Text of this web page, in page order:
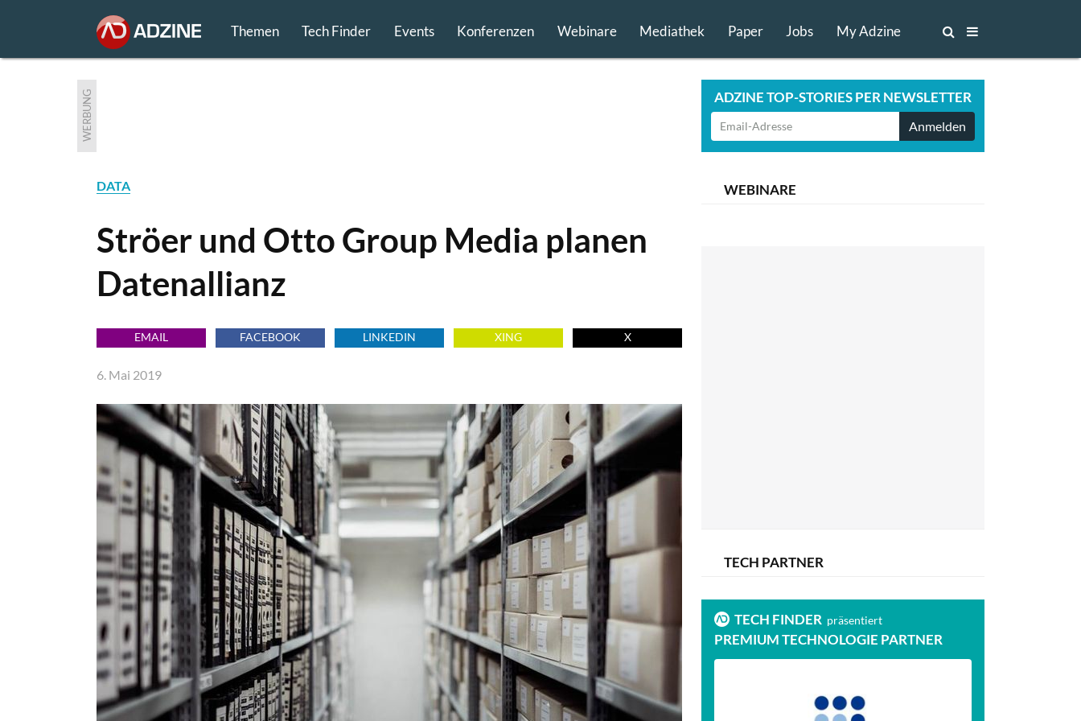
Themen Tech Finder Events Konferenzen Webinare Mediathek Paper Jobs My Adzine
WERBUNG ADZINE TOP-STORIES PER NEWSLETTER
Anmelden
DATA
Ströer und Otto Group Media planen
Datenallianz
EMAIL FACEBOOK LINKEDIN XING X
6. Mai 2019
WEBINARE
TECH PARTNER
TECH FINDER präsentiert
PREMIUM TECHNOLOGIE PARTNER